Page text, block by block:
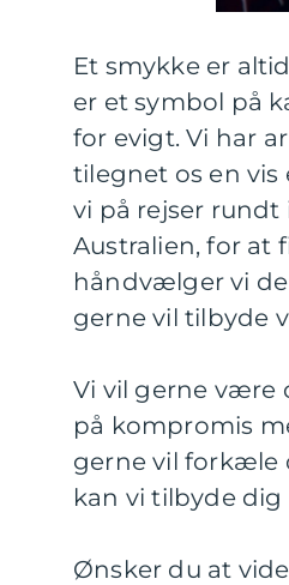
Et smykke er
er et symbol på
for evigt. Vi har
tilegnet os en vis
vi på rejser rundt
Australien, for at
håndvælger vi de
gerne vil tilbyde
Vi vil gerne være
på kompromis
gerne vil forkæle
kan vi tilbyde
Ønsker du at